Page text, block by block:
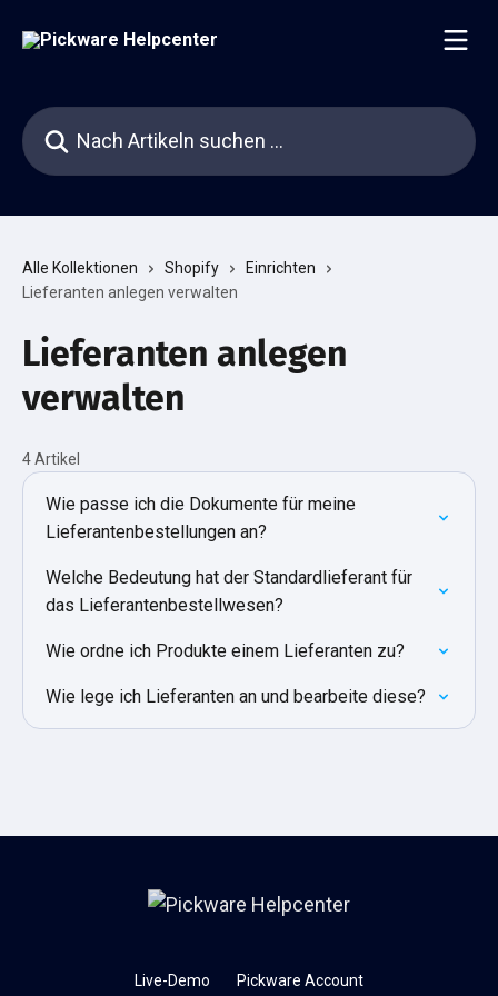
Nach Artikeln suchen …
Alle Kollektionen Shopify
Einrichten
Lieferanten anlegen verwalten
Lieferanten anlegen
verwalten
4 Artikel
Wie passe ich die Dokumente für meine
Lieferantenbestellungen an?
Welche Bedeutung hat der Standardlieferant für
das Lieferantenbestellwesen?
Wie ordne ich Produkte einem Lieferanten zu?
Wie lege ich Lieferanten an und bearbeite diese?
Live-Demo Pickware Account